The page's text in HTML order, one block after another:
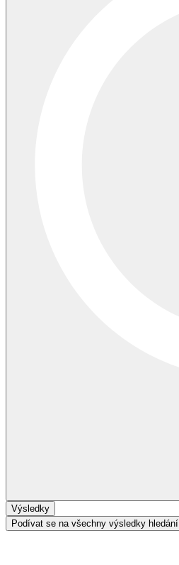
Výsledky
Podívat se na všechny výsledky hledání